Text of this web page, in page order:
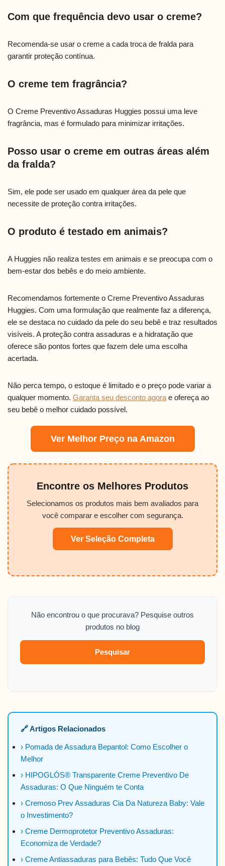
Com que frequência devo usar o creme?
Recomenda-se usar o creme a cada troca de fralda para
garantir proteção contínua.
O creme tem fragrância?
O Creme Preventivo Assaduras Huggies possui uma leve
fragrância, mas é formulado para minimizar irritações.
Posso usar o creme em outras áreas além
da fralda?
Sim, ele pode ser usado em qualquer área da pele que
necessite de proteção contra irritações.
O produto é testado em animais?
A Huggies não realiza testes em animais e se preocupa com o
bem-estar dos bebês e do meio ambiente.
Recomendamos fortemente o Creme Preventivo Assaduras
Huggies. Com uma formulação que realmente faz a diferença,
ele se destaca no cuidado da pele do seu bebê e traz resultados
visíveis. A proteção contra assaduras e a hidratação que
oferece são pontos fortes que fazem dele uma escolha
acertada.
Não perca tempo, o estoque é limitado e o preço pode variar a
qualquer momento. Garanta seu desconto agora e ofereça ao
seu bebê o melhor cuidado possível.
Ver Melhor Preço na Amazon
Encontre os Melhores Produtos
Selecionamos os produtos mais bem avaliados para
você comparar e escolher com segurança.
Ver Seleção Completa
Não encontrou o que procurava? Pesquise outros
produtos no blog
Pesquisar
🔗 Artigos Relacionados
› Pomada de Assadura Bepantol: Como Escolher o
Melhor
› HIPOGLÓS® Transparente Creme Preventivo De
Assaduras: O Que Ninguém te Conta
› Cremoso Prev Assaduras Cia Da Natureza Baby: Vale
o Investimento?
› Creme Dermoprotetor Preventivo Assaduras:
Economiza de Verdade?
› Creme Antiassaduras para Bebês: Tudo Que Você